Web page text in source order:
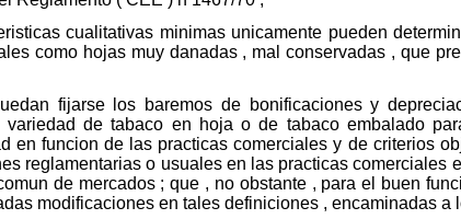
cualitativas minimas unicamente pueden
como hojas muy danadas , mal conservadas , que
fijarse los baremos de bonificaciones y
de tabaco en hoja o de tabaco embalado
en funcion de las practicas comerciales y de criterios
reglamentarias o usuales en las practicas comerciales
de mercados ; que , no obstante , para el buen
modificaciones en tales definiciones , encaminadas a